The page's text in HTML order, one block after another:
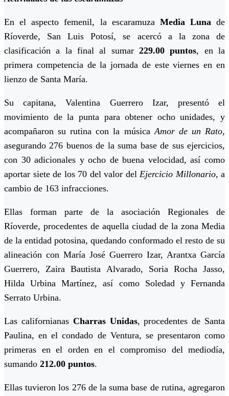
En el aspecto femenil, la escaramuza Media Lunade
Ríoverde, San Luis Potosí, se acercó a la zona de
clasificación a la final al sumar 229.00 puntos, en la
primera competencia de la jornada de este viernes en en
lienzo de Santa María.
Su capitana, Valentina Guerrero Izar, presentó el
movimiento de la punta para obtener ocho unidades, y
acompañaron su rutina con la músicaAmor de un Rato,
asegurando 276 buenos de la suma base de sus ejercicios,
con 30 adicionales y ocho de buena velocidad, así como
aportar siete de los 70 del valor del Ejercicio Millonario, a
cambio de 163 infracciones.
Ellas forman parte de la asociación Regionales de
Ríoverde, procedentes de aquella ciudad de la zona Media
de la entidad potosina, quedando conformado el resto de su
alineación con María José Guerrero Izar, Arantxa García
Guerrero, Zaira Bautista Alvarado, Soria Rocha Jasso,
Hilda Urbina Martínez, así como Soledad y Fernanda
Serrato Urbina.
Las californianas Charras Unidas, procedentes de Santa
Paulina, en el condado de Ventura, se presentaron como
primeras en el orden en el compromiso del mediodía,
sumando 212.00 puntos.
Ellas tuvieron los 276 de la suma base de rutina, agregaron